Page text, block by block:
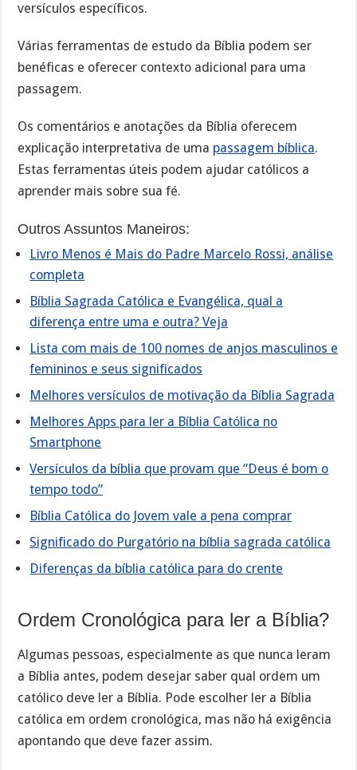
versículos específicos.
Várias ferramentas de estudo da Bíblia podem ser
benéficas e oferecer contexto adicional para uma
passagem.
Os comentários e anotações da Bíblia oferecem
explicação interpretativa de uma passagem bíblica.
Estas ferramentas úteis podem ajudar católicos a
aprender mais sobre sua fé.
Outros Assuntos Maneiros:
Livro Menos é Mais do Padre Marcelo Rossi, análise
completa
Bíblia Sagrada Católica e Evangélica, qual a
diferença entre uma e outra? Veja
Lista com mais de 100 nomes de anjos masculinos e
femininos e seus significados
Melhores versículos de motivação da Bíblia Sagrada
Melhores Apps para ler a Bíblia Católica no
Smartphone
Versículos da bíblia que provam que “Deus é bom o
tempo todo”
Bíblia Católica do Jovem vale a pena comprar
Significado do Purgatório na bíblia sagrada católica
Diferenças da bíblia católica para do crente
Ordem Cronológica para ler a Bíblia?
Algumas pessoas, especialmente as que nunca leram
a Bíblia antes, podem desejar saber qual ordem um
católico deve ler a Bíblia. Pode escolher ler a Bíblia
católica em ordem cronológica, mas não há exigência
apontando que deve fazer assim.